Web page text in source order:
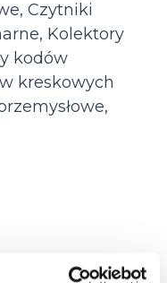
, Czytniki
, Kolektory
kodów
kreskowych
,